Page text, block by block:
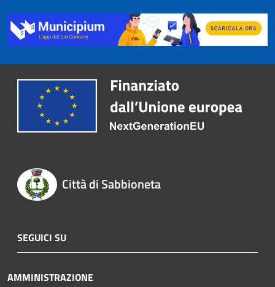
Città di Sabbioneta
SEGUICI SU
AMMINISTRAZIONE